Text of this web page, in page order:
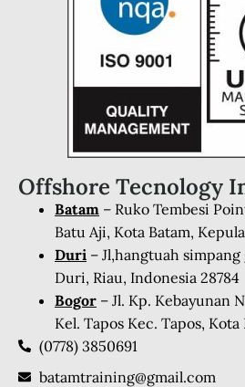
Offshore Tecnology
Batam – Ruko Tembesi
Batu Aji, Kota Batam,
Duri – Jl,hangtuah
Duri, Riau, Indonesia 28784
Bogor – Jl. Kp. Kebayunan
Kel. Tapos Kec. Tapos, Kota
(0778) 3850691
batamtraining@gmail.com